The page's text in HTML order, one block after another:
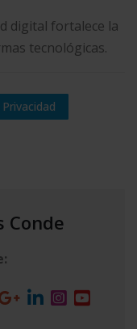
digital fortalece la
tecnológicas.
Privacidad
Conde